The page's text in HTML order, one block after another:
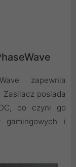
zapewnia
posiada
co czyni go
gamingowych i